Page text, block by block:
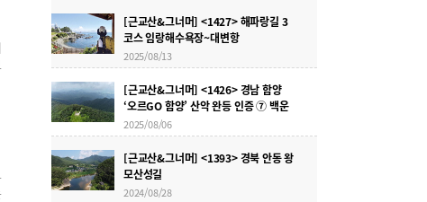
[근교산&그너머] <1427> 해파랑길 3
코스 임랑해수욕장~대변항
2025/08/13
[근교산&그너머] <1426> 경남 함양
‘오르GO 함양’ 산악 완등 인증 ⑦ 백운
산
2025/08/06
[근교산&그너머] <1393> 경북 안동 왕
모산성길
2024/08/28